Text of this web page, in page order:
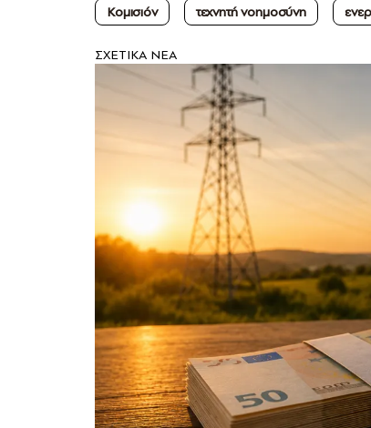
Κομισιόν
τεχνητή νοημοσύνη
ΣXETIKA NEA